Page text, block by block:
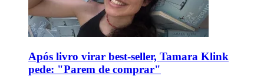
Após livro virar best-seller, Tamara Klink
pede: "Parem de comprar"